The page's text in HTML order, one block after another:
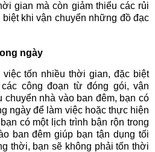
gian mà còn giảm thiểu các rủi
khi vận chuyển những đồ đạc
ngày
tốn nhiều thời gian, đặc biệt
công đoạn từ đóng gói, vận
chuyển nhà vào ban đêm, bạn có
ngày để làm việc hoặc thực hiện
có một lịch trình bận rộn trong
ban đêm giúp bạn tận dụng tối
thời, bạn sẽ không phải tốn thời